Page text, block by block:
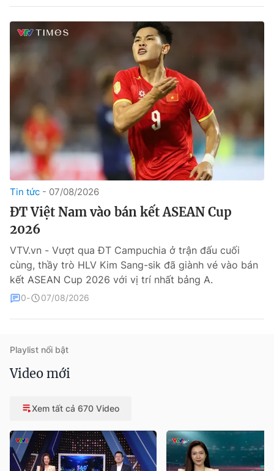
Tổng đài VTV: 024.38 355 931 - 024.38 355 932
024.66 897 897
Liên hệ quảng cáo:
0966 196 377
Email:
toasoan@vtv.vn
® Cấm sao chép dưới mọi hình thức nếu không có sự chấp
thuận bằng văn bản. Ghi rõ nguồn VTV.vn khi phát hành lại
thông tin từ website này.
Tin tức 07/08/2026
ĐT Việt Nam vào bán kết ASEAN Cup
2026
VTV.vn - Vượt qua ĐT Campuchia ở trận đấu cuối
cùng, thầy trò HLV Kim Sang-sik đã giành vé vào bán
kết ASEAN Cup 2026 với vị trí nhất bảng A.
0 07/08/2026
Playlist nổi bật
Video mới
Xem tất cả 670 Video